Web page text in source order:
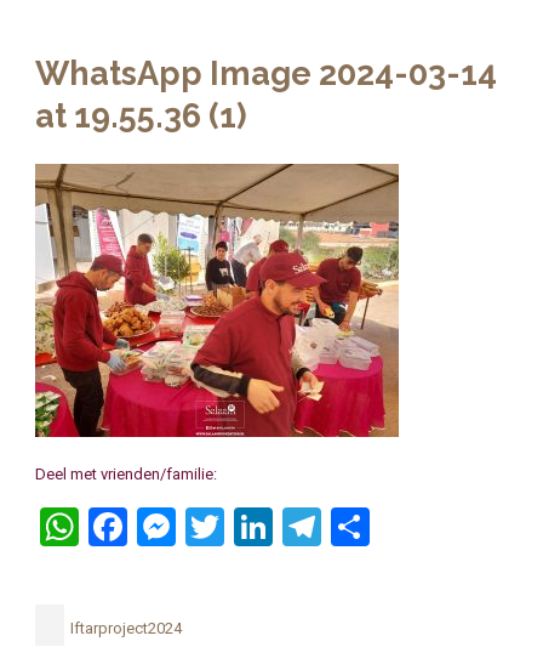
WhatsApp Image 2024-03-14
at 19.55.36 (1)
Deel met vrienden/familie:
WhatsApp
Facebook
Messenger
Twitter
LinkedIn
Telegram
Iftarproject2024